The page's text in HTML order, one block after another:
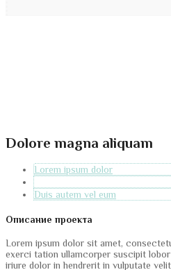
Dolore magna aliquam
Lorem ipsum dolor
Duis autem vel eum
Описание проекта
Lorem ipsum dolor sit amet,
exerci tation ullamcorper suscipit
iriure dolor in hendrerit in vulputate